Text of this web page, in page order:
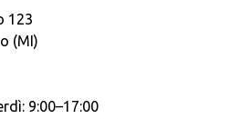
123
(MI)
9:00–17:00